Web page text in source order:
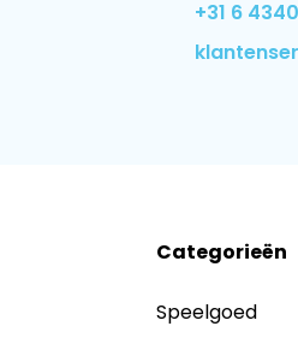
+31 6
Categorieën
Speelgoed